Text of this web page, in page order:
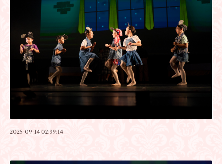
2025-09-14 02:39:14